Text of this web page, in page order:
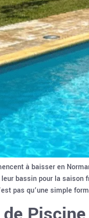
à baisser en
bassin pour la
pas qu’une simple